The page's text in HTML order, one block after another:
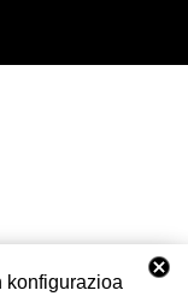
konfigurazioa